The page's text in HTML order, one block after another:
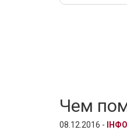
Чем
08.12.2016 -